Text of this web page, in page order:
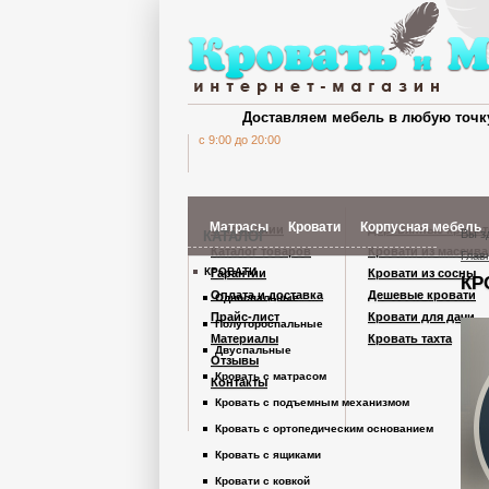
c 9:00 до 20:00
Доставляем мебель в любую
Матрасы Кровати Корпусная мебель
Шкафы Кардинал
Шкафы из дерева
Комоды
Вы
КАТАЛОГ
КРОВАТИ
Односпальные
Полутороспальные
Двуспальные
Кровать с матрасом
Кровать с подъемным механизмом
Кровать с ортопедическим основанием
Кровать с ящиками
Кровати с ковкой
О компании
Каталог товаров
Гарантии
Оплата и доставка
Прайс-лист
Материалы
Отзывы
Контакты
Деревянные
Кровати из массива
Кровати из сосны
Дешевые кровати
Кровати для дачи
Кровать тахта